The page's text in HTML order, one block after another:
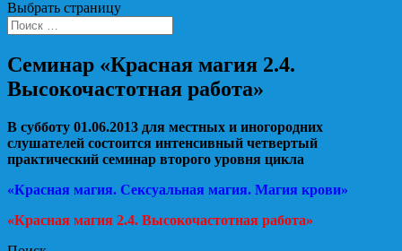
Выбрать страницу
Семинар «Красная магия 2.4.
Высокочастотная работа»
В субботу 01.06.2013 для местных и иногородних
слушателей состоится интенсивный четвертый
практический семинар второго уровня цикла
«Красная магия. Сексуальная магия. Магия крови»
«Красная магия 2.4. Высокочастотная работа»